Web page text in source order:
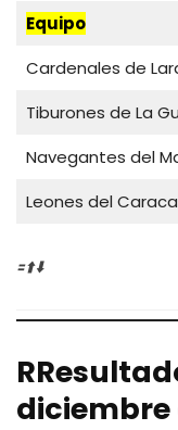
Equipo
Cardenales de
Tiburones de La
Navegantes del
Leones del
🟰⬆️⬇️
R
diciembre